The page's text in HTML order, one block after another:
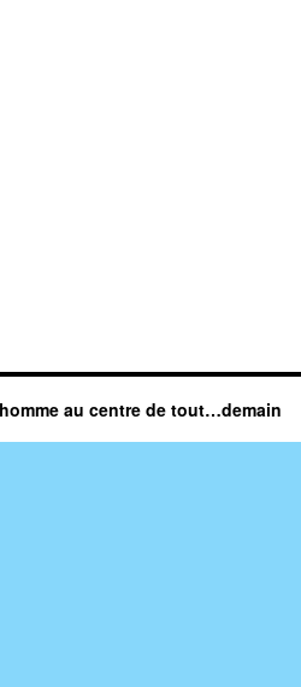
au centre de tout…demain